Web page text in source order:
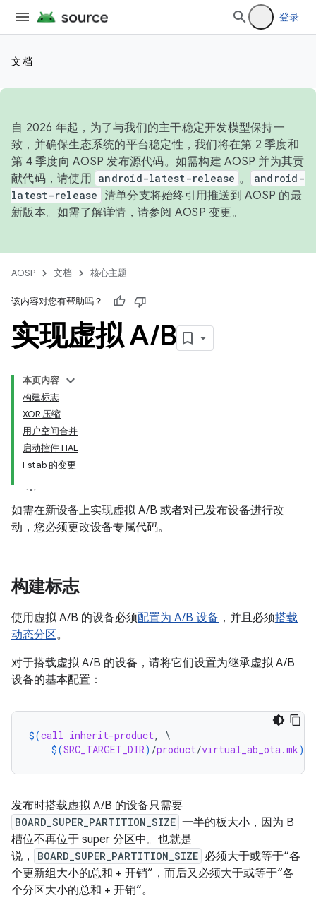
登录
文档
自 2026 年起，为了与我们的主干稳定开发模型保持一
致，并确保生态系统的平台稳定性，我们将在第 2 季度和
第 4 季度向 AOSP 发布源代码。如需构建 AOSP 并为其贡
献代码，请使用 android-latest-release 。
android-
latest-release 清单分支将始终引用推送到 AOSP 的最
新版本。如需了解详情，请参阅 AOSP 变更。
AOSP 文档 核心主题
该内容对您有帮助吗？
实现虚拟 A/B
本页内容
构建标志
XOR 压缩
用户空间合并
启动控件 HAL
Fstab 的变更
如需在新设备上实现虚拟 A/B 或者对已发布设备进行改
动，您必须更改设备专属代码。
构建标志
使用虚拟 A/B 的设备必须配置为 A/B 设备 ，并且必须搭载
动态分区。
对于搭载虚拟 A/B 的设备，请将它们设置为继承虚拟 A/B
设备的基本配置：
$(call inherit-product, \
$(SRC_TARGET_DIR) /product/virtual_ab_ota.mk)
发布时搭载虚拟 A/B 的设备只需要
BOARD_SUPER_PARTITION_SIZE 一半的板大小，因为 B
槽位不再位于 super 分区中。也就是
说，
BOARD_SUPER_PARTITION_SIZE 必须大于或等于“各
个更新组大小的总和 + 开销”，而后又必须大于或等于“各
个分区大小的总和 + 开销”。